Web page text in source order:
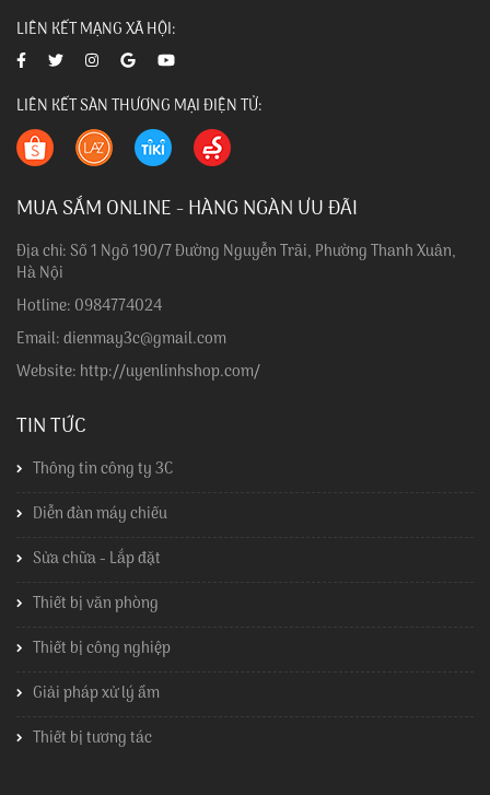
LIÊN KẾT MẠNG XÃ HỘI:
LIÊN KẾT SÀN THƯƠNG MẠI ĐIỆN TỬ:
MUA SẮM ONLINE - HÀNG NGÀN ƯU ĐÃI
Địa chỉ: Số 1 Ngõ 190/7 Đường Nguyễn Trãi, Phường Thanh Xuân,
Hà Nội
Hotline: 0984774024
Email: dienmay3c@gmail.com
Website: http://uyenlinhshop.com/
TIN TỨC
Thông tin công ty 3C
Diễn đàn máy chiếu
Sửa chữa - Lắp đặt
Thiết bị văn phòng
Thiết bị công nghiệp
Giải pháp xử lý ẩm
Thiết bị tương tác